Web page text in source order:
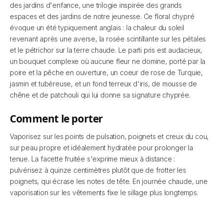
des jardins d'enfance, une trilogie inspirée des grands
espaces et des jardins de notre jeunesse. Ce floral chypré
évoque un été typiquement anglais : la chaleur du soleil
revenant après une averse, la rosée scintillante sur les pétales
et le pétrichor sur la terre chaude. Le parti pris est audacieux,
un bouquet complexe où aucune fleur ne domine, porté par la
poire et la pêche en ouverture, un coeur de rose de Turquie,
jasmin et tubéreuse, et un fond terreux d'iris, de mousse de
chêne et de patchouli qui lui donne sa signature chyprée.
comment le porter
Vaporisez sur les points de pulsation, poignets et creux du cou,
sur peau propre et idéalement hydratée pour prolonger la
tenue. La facette fruitée s'exprime mieux à distance :
pulvérisez à quinze centimètres plutôt que de frotter les
poignets, qui écrase les notes de tête. En journée chaude, une
vaporisation sur les vêtements fixe le sillage plus longtemps.